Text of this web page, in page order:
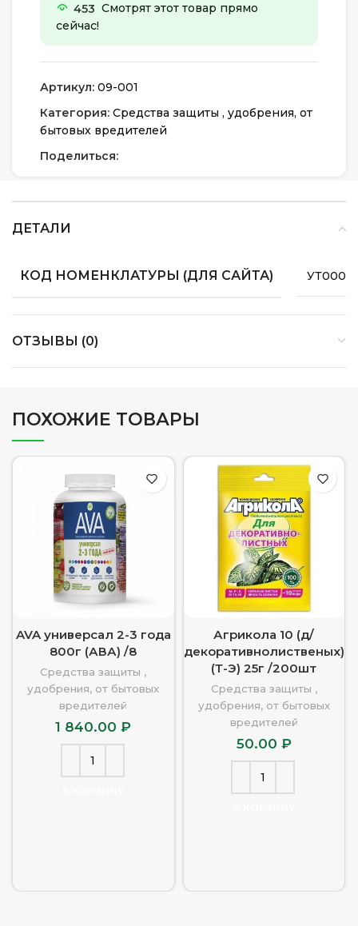
453 Смотрят этот товар прямо
сейчас!
Артикул: 09-001
Категория: Средства защиты , удобрения, от
бытовых вредителей
Поделиться:
ДЕТАЛИ
КОД НОМЕНКЛАТУРЫ (ДЛЯ САЙТА)
ОТЗЫВЫ (0)
ПОХОЖИЕ ТОВАРЫ
AVA универсал 2-3 года
800г (АВА) /8
Средства защиты ,
удобрения, от бытовых
вредителей
1 840.00₽
Агрикола 10 (д/
декоративнолиственых)
(Т-Э) 25г /200шт
Средства защиты ,
удобрения, от бытовых
вредителей
50.00 ₽